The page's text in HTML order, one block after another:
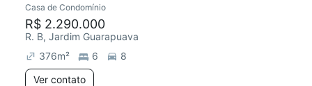
Casa de Condomínio
R$ 2.290.000
R. B, Jardim Guarapuava
376m² 6
8
Ver contato